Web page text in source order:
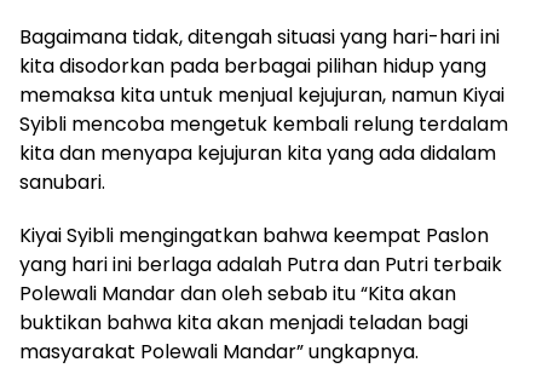
Bagaimana tidak, ditengah situasi yang hari-hari ini
kita disodorkan pada berbagai pilihan hidup yang
memaksa kita untuk menjual kejujuran, namun Kiyai
Syibli mencoba mengetuk kembali relung terdalam
kita dan menyapa kejujuran kita yang ada didalam
sanubari.
Kiyai Syibli mengingatkan bahwa keempat Paslon
yang hari ini berlaga adalah Putra dan Putri terbaik
Polewali Mandar dan oleh sebab itu “Kita akan
buktikan bahwa kita akan menjadi teladan bagi
masyarakat Polewali Mandar” ungkapnya.